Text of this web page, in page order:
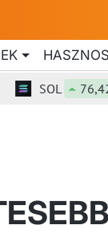
HASZNOS
SOL 76,42$